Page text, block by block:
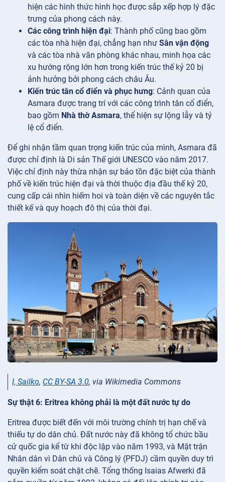
hiện các hình thức hình học được sắp xếp hợp lý đặc
trưng của phong cách này.
Các công trình hiện đại: Thành phố cũng bao gồm
các tòa nhà hiện đại, chẳng hạn như Sân vận động
và các tòa nhà văn phòng khác nhau, minh họa các
xu hướng rộng lớn hơn trong kiến trúc thế kỷ 20 bị
ảnh hưởng bởi phong cách châu Âu.
Kiến trúc tân cổ điển và phục hưng: Cảnh quan của
Asmara được trang trí với các công trình tân cổ điển,
bao gồm Nhà thờ Asmara, thể hiện sự lộng lẫy và tỷ
lệ cổ điển.
Để ghi nhận tầm quan trọng kiến trúc của mình, Asmara đã
được chỉ định là Di sản Thế giới UNESCO vào năm 2017.
Việc chỉ định này thừa nhận sự bảo tồn đặc biệt của thành
phố về kiến trúc hiện đại và thời thuộc địa đầu thế kỷ 20,
cung cấp cái nhìn hiếm hoi và toàn diện về các nguyên tắc
thiết kế và quy hoạch đô thị của thời đại.
I, Sailko, CC BY-SA 3.0, via Wikimedia Commons
Sự thật 6: Eritrea không phải là một đất nước tự do
Eritrea được biết đến với môi trường chính trị hạn chế và
thiếu tự do dân chủ. Đất nước này đã không tổ chức bầu
cử quốc gia kể từ khi độc lập vào năm 1993, và Mặt trận
Nhân dân vì Dân chủ và Công lý (PFDJ) cầm quyền duy trì
quyền kiểm soát chặt chẽ. Tổng thống Isaias Afwerki đã